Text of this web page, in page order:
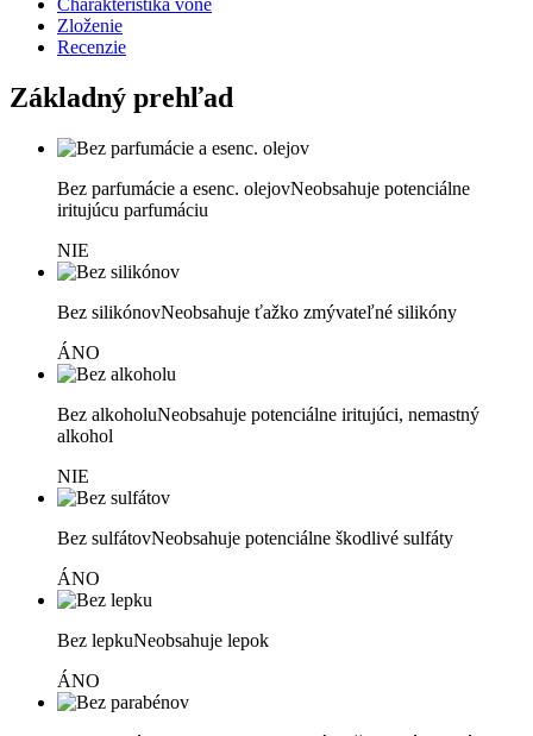
Charakteristika vône
Zloženie
Recenzie
Základný prehľad
Bez parfumácie a esenc. olejovNeobsahuje potenciálne
iritujúcu parfumáciu
NIE
Bez silikónovNeobsahuje ťažko zmývateľné silikóny
ÁNO
Bez alkoholuNeobsahuje potenciálne iritujúci, nemastný
alkohol
NIE
Bez sulfátovNeobsahuje potenciálne škodlivé sulfáty
ÁNO
Bez lepkuNeobsahuje lepok
ÁNO